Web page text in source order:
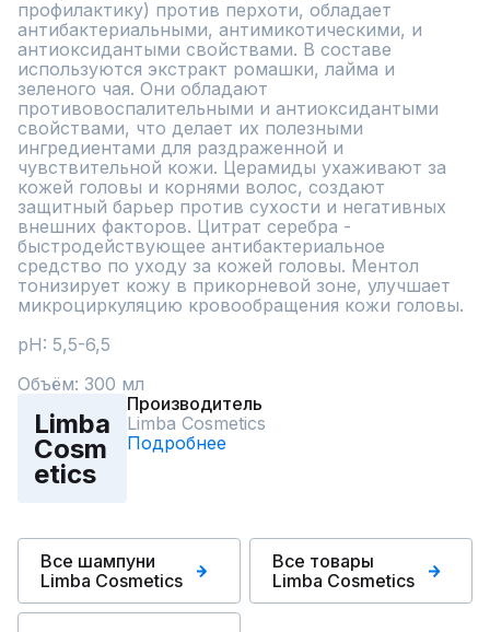
профилактику) против перхоти, обладает
антибактериальными, антимикотическими, и
антиоксидантыми свойствами. В составе
используются экстракт ромашки, лайма и
зеленого чая. Они обладают
противовоспалительными и антиоксидантыми
свойствами, что делает их полезными
ингредиентами для раздраженной и
чувствительной кожи. Церамиды ухаживают за
кожей головы и корнями волос, создают
защитный барьер против сухости и негативных
внешних факторов. Цитрат серебра -
быстродействующее антибактериальное
средство по уходу за кожей головы. Ментол
тонизирует кожу в прикорневой зоне, улучшает
микроциркуляцию кровообращения кожи головы.
pH: 5,5-6,5
Объём: 300 мл
Limba
Cosm
etics
Производитель
Limba Cosmetics
Подробнее
Все шампуни
Limba Cosmetics
Все товары
Limba Cosmetics